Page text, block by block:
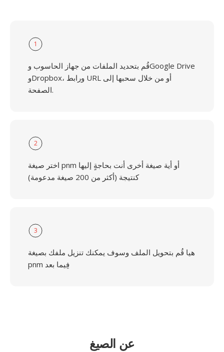
1
قُم بتحديد الملفات من جهاز الحاسوب وGoogle Drive
وDropbox، ورابط URL أو من خلال سحبها إلى
الصفحة.
2
اختر صيغة pnm أو أية صيغة أخرى أنت بحاجةٍ إليها
كنتيجة (أكثر من 200 صيغة مدعومة)
3
هيا قُم بتحويل الملف وسوف يمكنك تنزيل ملفك بصيغة
pnm فِيما بعد
عن الصيغ